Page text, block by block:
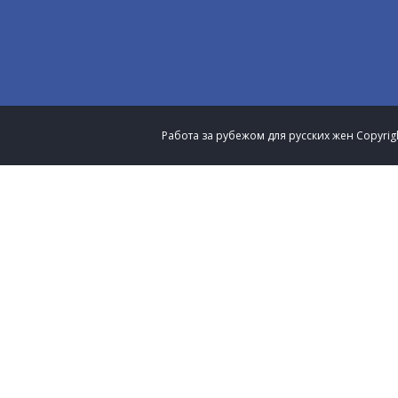
Работа за рубежом для русских жен